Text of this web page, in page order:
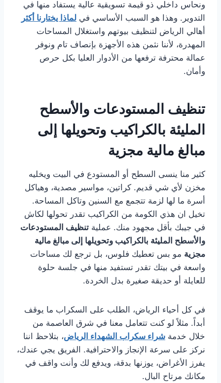
ونحاس داخلي ذو قيمة تسويقية عالية يستفاد منها في
التدوير. وهذا هو السبب الأساسي في لماذا يختارنا أكثر
أهالي الرياض لتنظيف بيوتهم واستغلال المساحات
المهدرة، لأننا نثمن هذه الأجهزة بإنصاف تام ونوفر
عمالة محترفة ترفعها من الأدوار العليا بكل حرص
وأمان.
تنظيف المستودعات والأسطح
المليئة بالكراكيب وتحويلها إلى
مبالغ مالية مجزية
كثير منا ينسى السطح أو المستودع في البيت ويخليه
مخزن لأي شي قديم. كراتين، مواسير مصدية، وهياكل
أسرة ما لها لزمة تتجمع مع السنين وتاكل المساحة.
تخيل ان هذي الكومة من الكراكيب تقدر تحولها لكاش
في جيبك بأقل مجهود منك. عملية تنظيف المستودعات
والأسطح المليئة بالكراكيب وتحويلها إلى مبالغ مالية
مجزية مو بس تعطيك فلوس، بل ترجع لك مساحات
واسعة في بيتك تقدر تستفيد منها في جلسة حلوة
للعايلة أو حديقة صغيرة بدل الخردة.
في كل أحياء الرياض، الطلب على السكراب ما يوقف
أبداً. مثلاً لو كنت تتعامل معنا في شرق العاصمة من
خلال خدمة شراء سكراب الشهداء الرياض، بتلاحظ اننا
نركز على سرعة الإنجاز والاحترافية. الفريق يجي عندك،
يفرز الأغراض، يوزنها بدقة، ويدفع لك وأنت واقف في
مكانك مرتاح البال.